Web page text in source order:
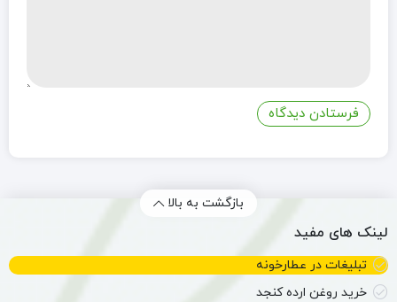
بازگشت به بالا
لینک های مفید
تبلیغات در عطارخونه
خرید روغن ارده کنجد